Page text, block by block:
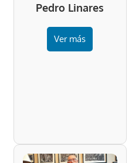
Pedro Linares
Ver más